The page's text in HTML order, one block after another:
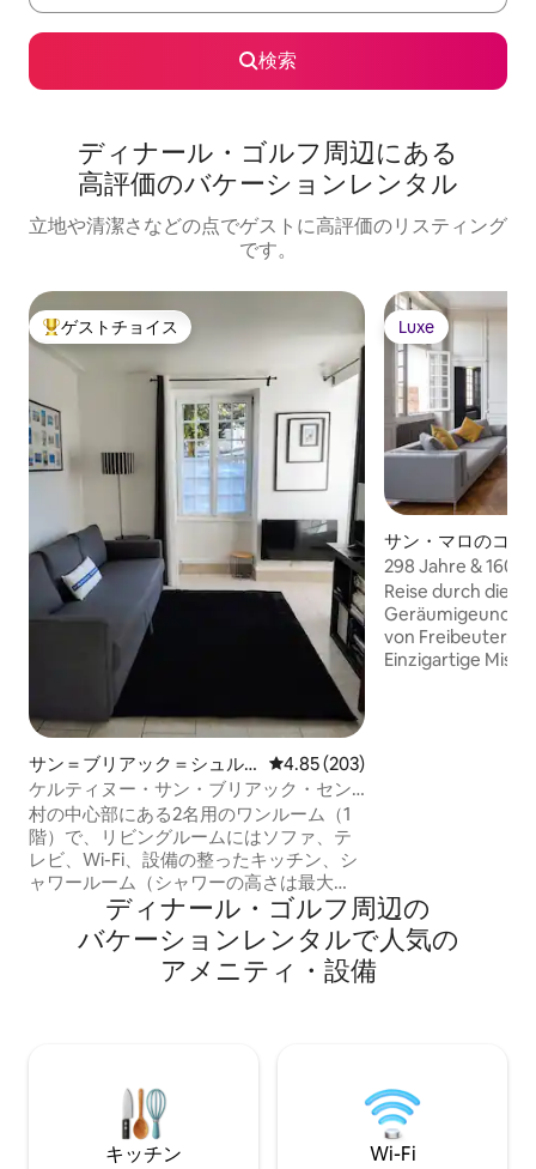
検索
ディナール・ゴルフ⁠周⁠辺⁠に⁠あ⁠る
高⁠評⁠価⁠のバ⁠ケ⁠ー⁠シ⁠ョ⁠ン⁠レ⁠ン⁠タ⁠ル
立地や清潔さなどの点でゲストに高評価のリスティング
です。
大好評のゲストチョイスです。
ゲストチョイス
サン＝ブリアック＝シュル
＝メールのマンション・ア
パート
レビュー203件、5つ星中4.85つ
4.85 (203)
ケルティヌー・サン・ブリアック・セン
ター、ビーチタオル
村の中心部にある2名用のワンルーム（1
階）で、リビングルームにはソファ、テ
レビ、Wi-Fi、設備の整ったキッチン、シ
ャワールーム（シャワーの高さは最大
1.90m、洗面台、トイレ）があります。
ご利用いただけるもの： ビーチタオル2枚
ビーチ/マーケット用バスケット バックパ
ック 屋根のない中庭（個人用自転車の場
ーなどの近く。 ブルトーニュのこの美し
い場所を皆様と共有できることを大変う
れしく思います！ 7月と8月：週単位のレ
Luxe
Luxe
サン・マロのコン
ム
298 Jahre & 160
auferstanden
Reise durch die
Geräumigeund
von Freibeuter. 5 Zimmer, 160m2.
Einzigartige
ディナール・ゴルフ⁠周⁠辺⁠の
バ⁠ケ⁠ー⁠シ⁠ョ⁠ン⁠レ⁠ン⁠タ⁠ル⁠で人⁠気⁠の
ア⁠メ⁠ニ⁠テ⁠ィ⁠・⁠設⁠備
キッチン Wi-Fi